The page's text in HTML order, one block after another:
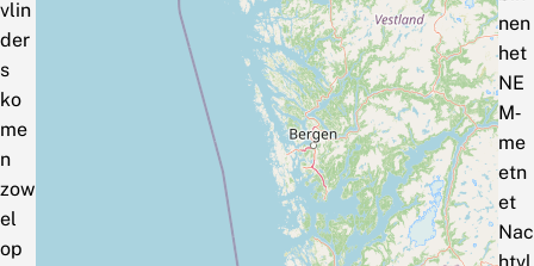
vlin
der
s
ko
me
n
zow
el
op
nen
het
NE
M‑
me
etn
et
Nac